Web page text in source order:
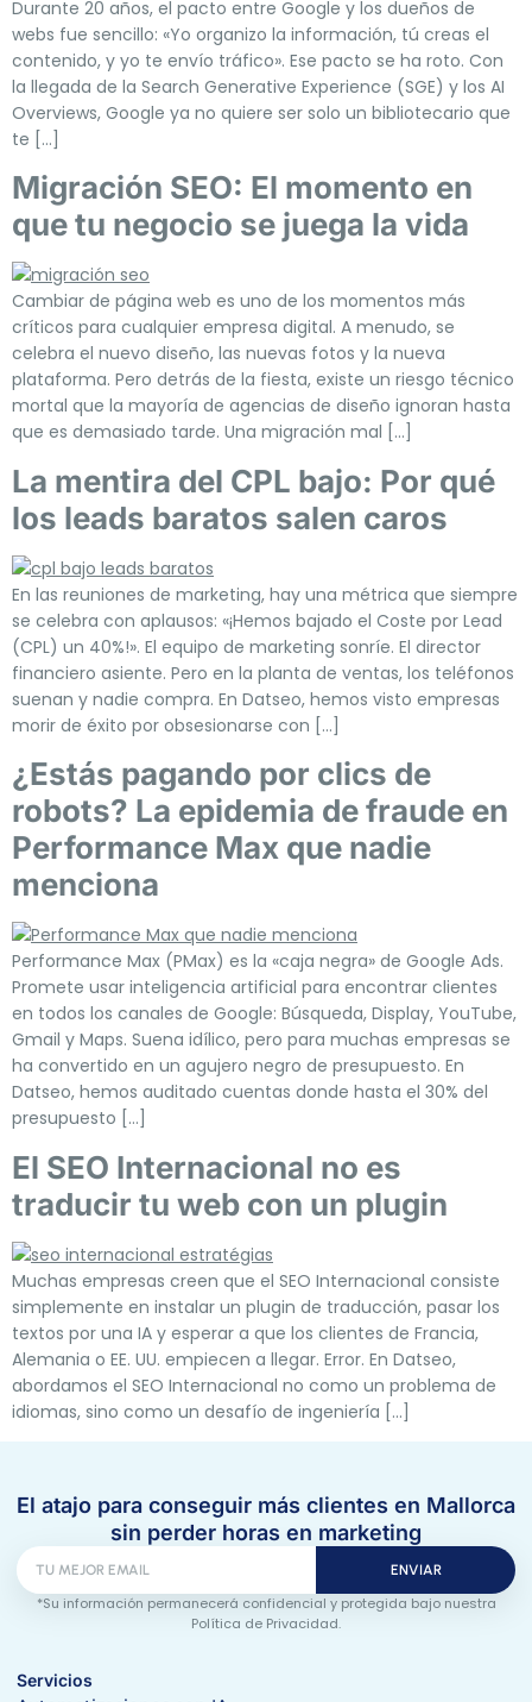
Durante 20 años, el pacto entre Google y los dueños de
webs fue sencillo: «Yo organizo la información, tú creas el
contenido, y yo te envío tráfico». Ese pacto se ha roto. Con
la llegada de la Search Generative Experience (SGE) y los AI
Overviews, Google ya no quiere ser solo un bibliotecario que
te […]
Migración SEO: El momento en
que tu negocio se juega la vida
Cambiar de página web es uno de los momentos más
críticos para cualquier empresa digital. A menudo, se
celebra el nuevo diseño, las nuevas fotos y la nueva
plataforma. Pero detrás de la fiesta, existe un riesgo técnico
mortal que la mayoría de agencias de diseño ignoran hasta
que es demasiado tarde. Una migración mal […]
La mentira del CPL bajo: Por qué
los leads baratos salen caros
En las reuniones de marketing, hay una métrica que siempre
se celebra con aplausos: «¡Hemos bajado el Coste por Lead
(CPL) un 40%!». El equipo de marketing sonríe. El director
financiero asiente. Pero en la planta de ventas, los teléfonos
suenan y nadie compra. En Datseo, hemos visto empresas
morir de éxito por obsesionarse con […]
¿Estás pagando por clics de
robots? La epidemia de fraude en
Performance Max que nadie
menciona
Performance Max (PMax) es la «caja negra» de Google Ads.
Promete usar inteligencia artificial para encontrar clientes
en todos los canales de Google: Búsqueda, Display, YouTube,
Gmail y Maps. Suena idílico, pero para muchas empresas se
ha convertido en un agujero negro de presupuesto. En
Datseo, hemos auditado cuentas donde hasta el 30% del
presupuesto […]
El SEO Internacional no es
traducir tu web con un plugin
Muchas empresas creen que el SEO Internacional consiste
simplemente en instalar un plugin de traducción, pasar los
textos por una IA y esperar a que los clientes de Francia,
Alemania o EE. UU. empiecen a llegar. Error. En Datseo,
abordamos el SEO Internacional no como un problema de
idiomas, sino como un desafío de ingeniería […]
El atajo para conseguir más clientes en Mallorca
sin perder horas en marketing
ENVIAR
*Su información permanecerá confidencial y protegida bajo nuestra
Política de Privacidad.
Servicios